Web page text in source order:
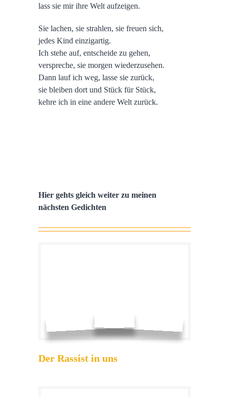
lass sie mir ihre Welt aufzeigen.
Sie lachen, sie strahlen, sie freuen sich,
jedes Kind einzigartig.
Ich stehe auf, entscheide zu gehen,
verspreche, sie morgen wiederzusehen.
Dann lauf ich weg, lasse sie zurück,
sie bleiben dort und Stück für Stück,
kehre ich in eine andere Welt zurück.
Hier gehts gleich weiter zu meinen
nächsten Gedichten
Der Rassist in uns